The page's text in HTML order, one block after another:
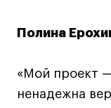
Получить
Полина
«Мой проект
ненадежна